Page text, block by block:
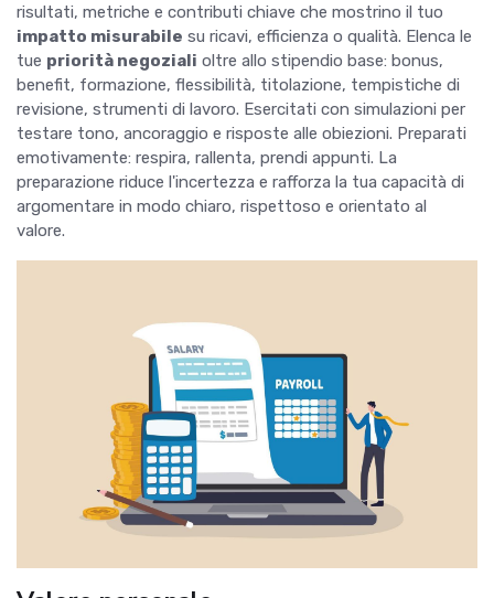
risultati, metriche e contributi chiave che mostrino il tuo
impatto misurabile su ricavi, efficienza o qualità. Elenca le
tue priorità negoziali oltre allo stipendio base: bonus,
benefit, formazione, flessibilità, titolazione, tempistiche di
revisione, strumenti di lavoro. Esercitati con simulazioni per
testare tono, ancoraggio e risposte alle obiezioni. Preparati
emotivamente: respira, rallenta, prendi appunti. La
preparazione riduce l'incertezza e rafforza la tua capacità di
argomentare in modo chiaro, rispettoso e orientato al
valore.